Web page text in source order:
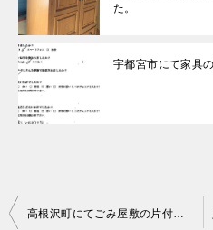
た。
宇都宮市にて家具
投
高根沢町にてごみ屋敷の片付けのご依頼 お客様の声